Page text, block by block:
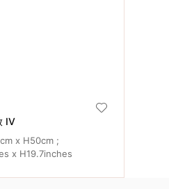
IV
x H50cm ;
x H19.7inches